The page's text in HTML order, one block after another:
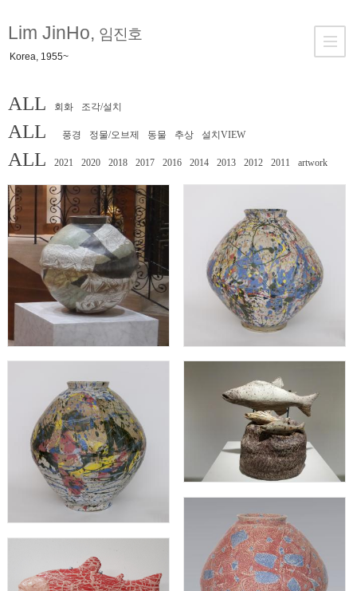
Lim JinHo, 임진호
Korea, 1955~
ALL 회화 조각/설치
ALL 풍경 정물/오브제 동물 추상 설치VIEW
ALL 2021 2020 2018 2017 2016 2014 2013 2012 2011 artwork